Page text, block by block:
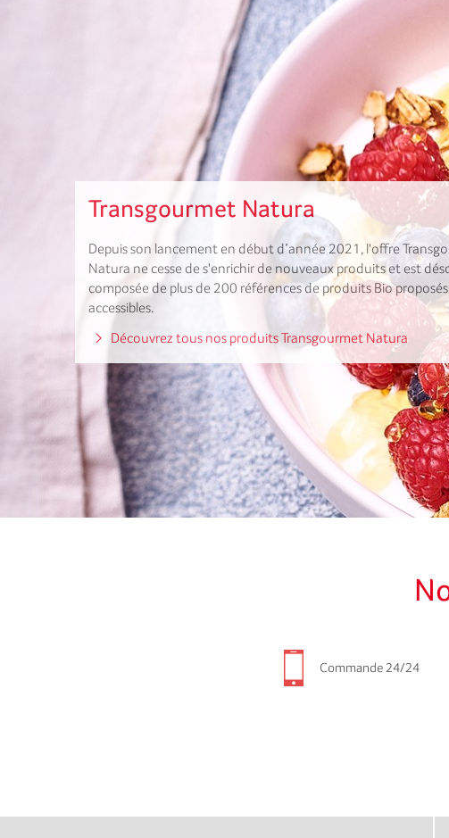
Transgourmet Natura
Depuis son lancement en début d’année 2021, l'offre
Natura ne cesse de s'enrichir de nouveaux produits et est
composée de plus de 200 références de produits Bio
accessibles.
Découvrez tous nos produits Transgourmet Natura
Commande 24/24